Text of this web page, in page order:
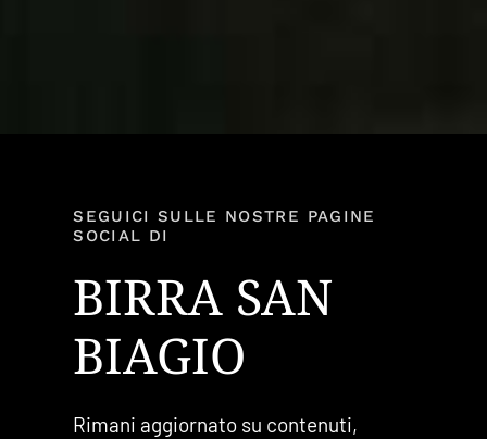
SEGUICI SULLE NOSTRE PAGINE
SOCIAL DI
BIRRA SAN
BIAGIO
Rimani aggiornato su contenuti,